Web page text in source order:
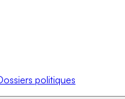
politiques